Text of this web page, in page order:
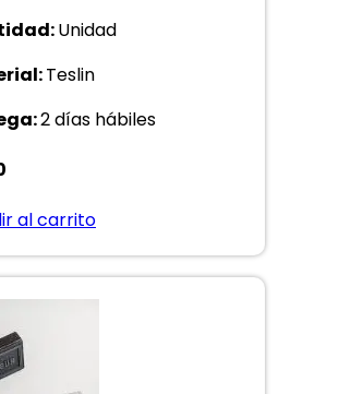
Unidad
Teslin
2 días hábiles
al carrito